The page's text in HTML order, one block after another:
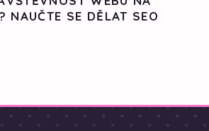
NAUČTE SE DĚLAT SEO